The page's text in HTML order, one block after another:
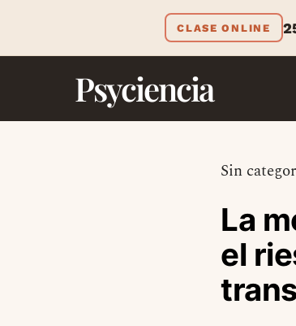
CLASE ONLINE
Psyciencia
Sin
La
el